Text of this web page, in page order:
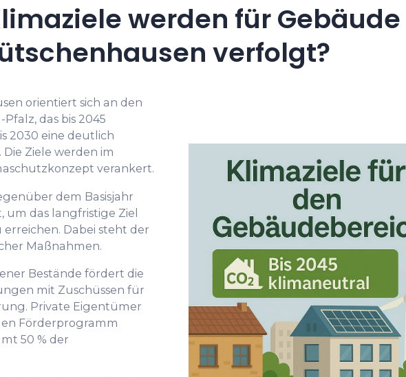
werden für
verfolgt?
orientiert sich an den
das bis 2045
2030 eine deutlich
Ziele werden im
verankert.
dem Basisjahr
um das langfristige Ziel
Dabei steht der
Maßnahmen.
Bestände fördert die
mit Zuschüssen für
Private Eigentümer
Förderprogramm
50 % der